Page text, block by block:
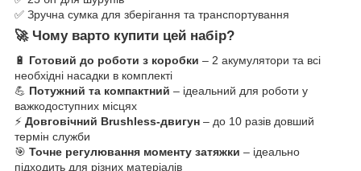
✅ Зручна сумка для зберігання та транспортування
🚀 Чому варто купити цей набір?
🔋 Готовий до роботи з коробки – 2 акумулятори та всі
необхідні насадки в комплекті
💪 Потужний та компактний – ідеальний для роботи у
важкодоступних місцях
⚡ Довговічний Brushless-двигун – до 10 разів довший
термін служби
🎯 Точне регулювання моменту затяжки – ідеально
підходить для різних матеріалів